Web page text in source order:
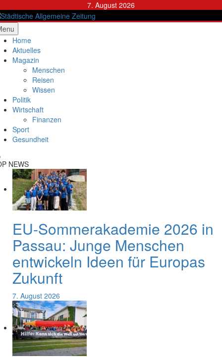
to
content
7. August 2026
Allgemeine Zeitung
Home
Aktuelles
Magazin
Menschen
Reisen
Wissen
Politik
Wirtschaft
Finanzen
Sport
Gesundheit
NEWS
EU-Sommerakademie 2026 in
Passau: Junge Menschen
entwickeln Ideen für Europas
Zukunft
7. August 2026